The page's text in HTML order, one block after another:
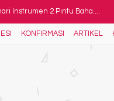
Instrumen 2 Pintu Baha....
Full Stainless Standa....
KONFIRMASI ARTIKEL